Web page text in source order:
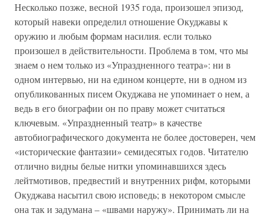
Несколько позже, весной 1935 года, произошел эпизод,
который навеки определил отношение Окуджавы к
оружию и любым формам насилия. если только
произошел в действительности. Проблема в том, что мы
знаем о нем только из «Упраздненного театра»: ни в
одном интервью, ни на едином концерте, ни в одном из
опубликованных писем Окуджава не упоминает о нем, а
ведь в его биографии он по праву может считаться
ключевым. «Упраздненный театр» в качестве
автобиографического документа не более достоверен, чем
«исторические фантазии» семидесятых годов. Читателю
отлично видны белые нитки упоминавшихся здесь
лейтмотивов, предвестий и внутренних рифм, которыми
Окуджава насытил свою исповедь; в некотором смысле
она так и задумана – «швами наружу». Принимать ли на